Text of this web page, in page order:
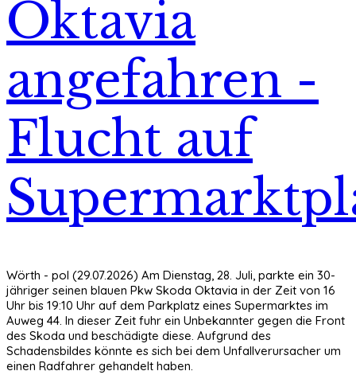
Oktavia
angefahren -
Flucht auf
Wörth - pol (29.07.2026) Am Dienstag, 28. Juli, parkte ein 30-
jähriger seinen blauen Pkw Skoda Oktavia in der Zeit von 16
Uhr bis 19:10 Uhr auf dem Parkplatz eines Supermarktes im
Auweg 44. In dieser Zeit fuhr ein Unbekannter gegen die Front
des Skoda und beschädigte diese. Aufgrund des
Schadensbildes könnte es sich bei dem Unfallverursacher um
einen Radfahrer gehandelt haben.